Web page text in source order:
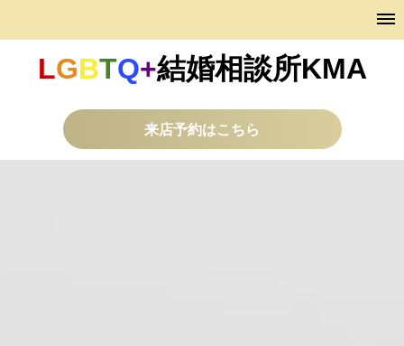
LGBTQ+結婚相談所KMA
来店予約はこちら